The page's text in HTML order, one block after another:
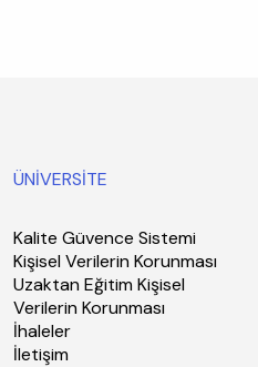
ÜNİVERSİTE
Kalite Güvence Sistemi
Kişisel Verilerin Korunması
Uzaktan Eğitim Kişisel
Verilerin Korunması
İhaleler
İletişim